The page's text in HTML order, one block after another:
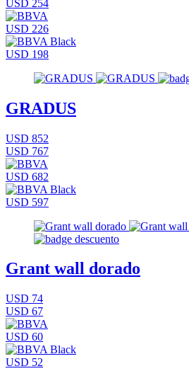
USD 254
USD 226
USD 198
GRADUS
USD 852
USD 767
USD 682
USD 597
Grant wall dorado
USD 74
USD 67
USD 60
USD 52